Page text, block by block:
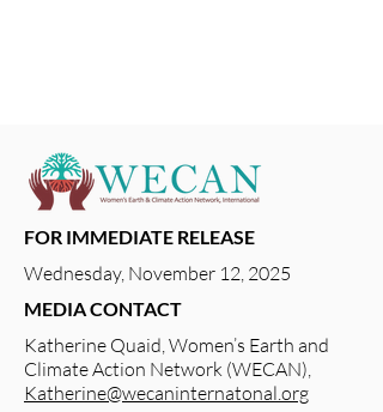
FOR IMMEDIATE RELEASE
Wednesday, November 12, 2025
MEDIA CONTACT
Katherine Quaid, Women’s Earth and
Climate Action Network (WECAN),
Katherine@wecaninternatonal.org